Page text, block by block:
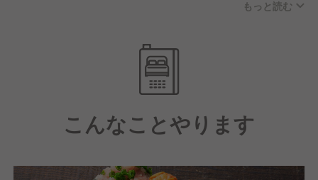
入社後、店舗にて活躍の中で、
大きな店舗で仕事をしたい、反対にお客様ひとり一人
に自分で対応できる小型店舗で働きたい、魚業態から
肉業態も経験してみたい、店長になりたい、社員独立
制度（≒ボランタリーチェーン制度）を利用して独立
したい、複数店舗の統括マネージャーになりたい、新
い、スタッフ採用を人事部門でやってみたい。全てあ
もっと読む
こんなことやります